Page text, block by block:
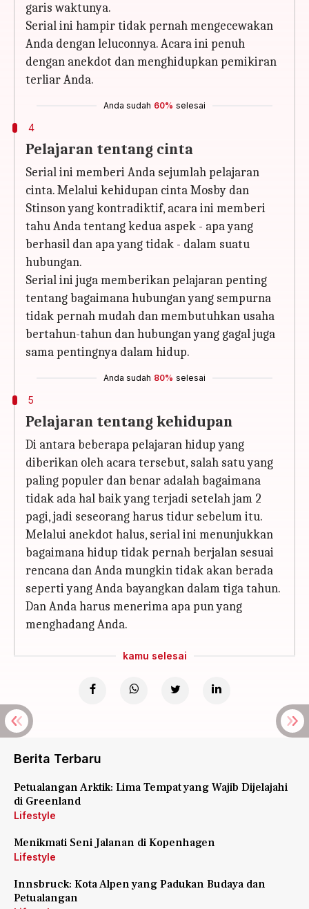
garis waktunya.
Serial ini hampir tidak pernah mengecewakan
Anda dengan leluconnya. Acara ini penuh
dengan anekdot dan menghidupkan pemikiran
terliar Anda.
Anda sudah 60% selesai
4
Pelajaran tentang cinta
Serial ini memberi Anda sejumlah pelajaran
cinta. Melalui kehidupan cinta Mosby dan
Stinson yang kontradiktif, acara ini memberi
tahu Anda tentang kedua aspek - apa yang
berhasil dan apa yang tidak - dalam suatu
hubungan.
Serial ini juga memberikan pelajaran penting
tentang bagaimana hubungan yang sempurna
tidak pernah mudah dan membutuhkan usaha
bertahun-tahun dan hubungan yang gagal juga
sama pentingnya dalam hidup.
Anda sudah 80% selesai
5
Pelajaran tentang kehidupan
Di antara beberapa pelajaran hidup yang
diberikan oleh acara tersebut, salah satu yang
paling populer dan benar adalah bagaimana
tidak ada hal baik yang terjadi setelah jam 2
pagi, jadi seseorang harus tidur sebelum itu.
Melalui anekdot halus, serial ini menunjukkan
bagaimana hidup tidak pernah berjalan sesuai
rencana dan Anda mungkin tidak akan berada
seperti yang Anda bayangkan dalam tiga tahun.
Dan Anda harus menerima apa pun yang
menghadang Anda.
kamu selesai
Berita Terbaru
Petualangan Arktik: Lima Tempat yang Wajib Dijelajahi
di Greenland
Lifestyle
Menikmati Seni Jalanan di Kopenhagen
Lifestyle
Innsbruck: Kota Alpen yang Padukan Budaya dan
Petualangan